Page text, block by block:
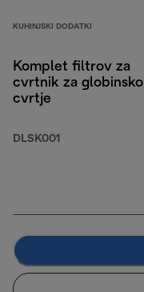
KUHINJSKI DODATKI
Komplet filtrov za
cvrtnik za globinsko
cvrtje
DLSK001